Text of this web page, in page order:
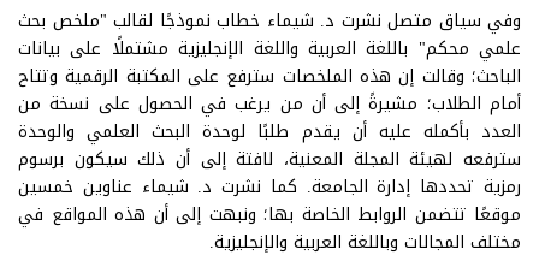
وفي سياق متصل نشرت د. شيماء خطاب نموذجًا لقالب "ملخص بحث
علمي محكم" باللغة العربية واللغة الإنجليزية مشتملًا على بيانات
الباحث؛ وقالت إن هذه الملخصات سترفع على المكتبة الرقمية وتتاح
أمام الطلاب؛ مشيرةً إلى أن من يرغب في الحصول على نسخة من
العدد بأكمله عليه أن يقدم طلبًا لوحدة البحث العلمي والوحدة
سترفعه لهيئة المجلة المعنية، لافتة إلى أن ذلك سيكون برسوم
رمزية تحددها إدارة الجامعة. كما نشرت د. شيماء عناوين خمسين
موقعًا تتضمن الروابط الخاصة بها؛ ونبهت إلى أن هذه المواقع في
مختلف المجالات وباللغة العربية والإنجليزية.